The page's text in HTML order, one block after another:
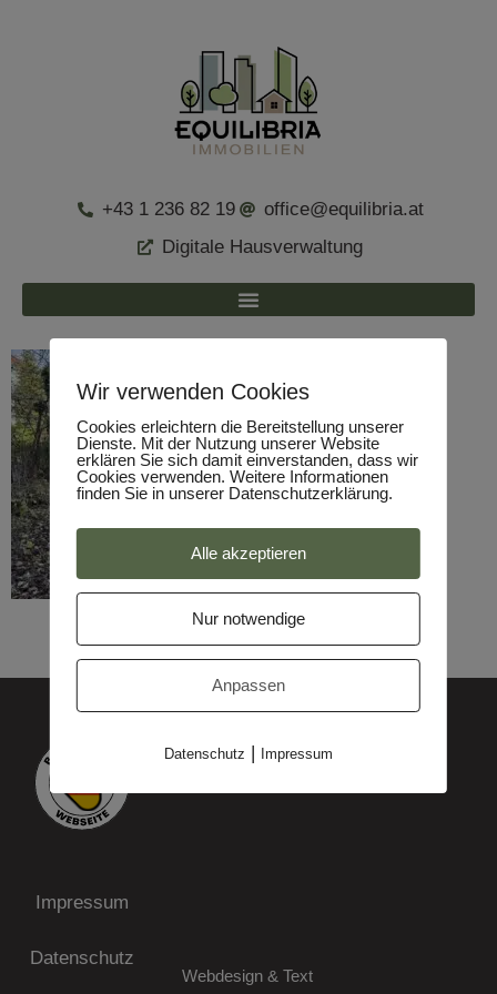
+43 1 236 82 19
office@equilibria.at
Digitale Hausverwaltung
Impressum
Datenschutz
Webdesign & Text
Wir verwenden Cookies
Cookies erleichtern die Bereitstellung unserer
Dienste. Mit der Nutzung unserer Website
erklären Sie sich damit einverstanden, dass wir
Cookies verwenden. Weitere Informationen
finden Sie in unserer Datenschutzerklärung.
Alle akzeptieren
Nur notwendige
Anpassen
Datenschutz | Impressum